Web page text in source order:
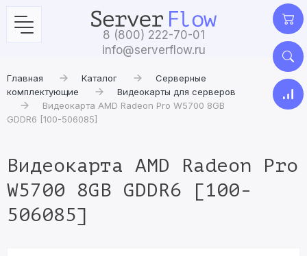
8 (800) 222-70-01
info@serverflow.ru
Главная Каталог
Серверные
комплектующие
Видеокарты для серверов
Видеокарта AMD Radeon Pro W5700 8GB
GDDR6 [100-506085]
Видеокарта AMD Radeon Pro
W5700 8GB GDDR6 [100-
506085]